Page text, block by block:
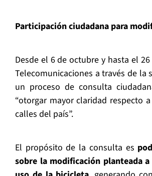
Participación ciudadana para
Desde el 6 de octubre y hasta el
Telecomunicaciones a través de
un proceso de consulta
“otorgar mayor claridad respecto
calles del país”.
El propósito de la consulta es
sobre la modificación planteada